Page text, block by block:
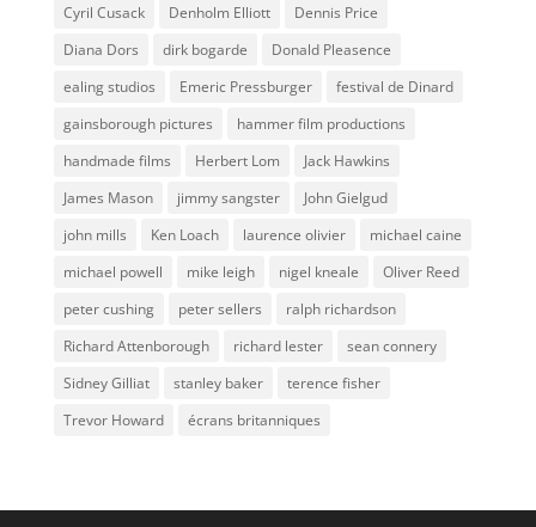
Cyril Cusack
Denholm Elliott
Dennis Price
Diana Dors
dirk bogarde
Donald Pleasence
ealing studios
Emeric Pressburger
festival de Dinard
gainsborough pictures
hammer film productions
handmade films
Herbert Lom
Jack Hawkins
James Mason
jimmy sangster
John Gielgud
john mills
Ken Loach laurence olivier
michael caine
michael powell
mike leigh nigel kneale
Oliver Reed
peter cushing
peter sellers
ralph richardson
Richard Attenborough
richard lester
sean connery
Sidney Gilliat
stanley baker
terence fisher
Trevor Howard
écrans britanniques